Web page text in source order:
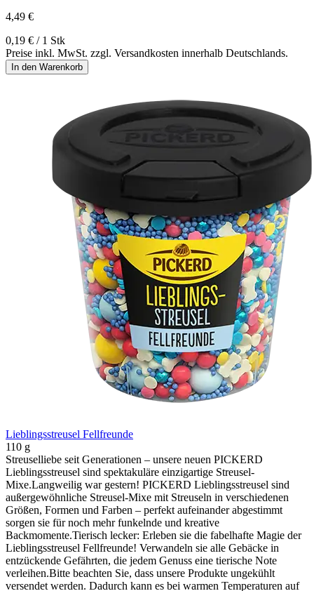
4,49 €
0,19 € / 1 Stk
Preise inkl. MwSt. zzgl. Versandkosten innerhalb Deutschlands.
In den Warenkorb
Lieblingsstreusel Fellfreunde
110 g
Streuselliebe seit Generationen – unsere neuen PICKERD
Lieblingsstreusel sind spektakuläre einzigartige Streusel-
Mixe.Langweilig war gestern! PICKERD Lieblingsstreusel sind
außergewöhnliche Streusel-Mixe mit Streuseln in verschiedenen
Größen, Formen und Farben – perfekt aufeinander abgestimmt
sorgen sie für noch mehr funkelnde und kreative
Backmomente.Tierisch lecker: Erleben sie die fabelhafte Magie der
Lieblingsstreusel Fellfreunde! Verwandeln sie alle Gebäcke in
entzückende Gefährten, die jedem Genuss eine tierische Note
verleihen.Bitte beachten Sie, dass unsere Produkte ungekühlt
versendet werden. Dadurch kann es bei warmen Temperaturen auf